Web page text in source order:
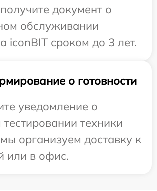
документ о
обслуживании
iconBIT сроком до 3 лет.
о готовности
уведомление о
техники
организуем доставку к
или в офис.